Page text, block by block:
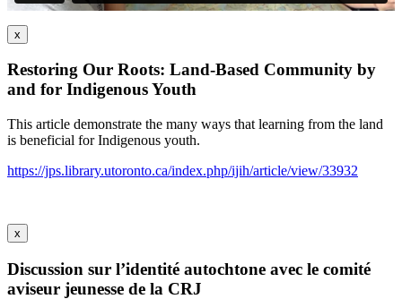
x
Restoring Our Roots: Land-Based Community by
and for Indigenous Youth
This article demonstrate the many ways that learning from the land
is beneficial for Indigenous youth.
https://jps.library.utoronto.ca/index.php/ijih/article/view/33932
x
Discussion sur l’identité autochtone avec le comité
aviseur jeunesse de la CRJ